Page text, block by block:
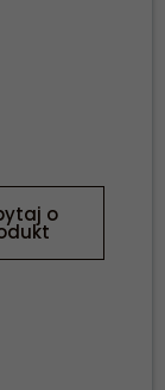
o